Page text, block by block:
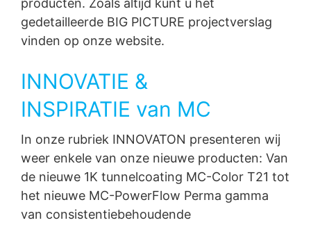
producten. Zoals altijd kunt u het
gedetailleerde BIG PICTURE projectverslag
vinden op onze website.
INNOVATIE &
INSPIRATIE van MC
In onze rubriek INNOVATON presenteren wij
weer enkele van onze nieuwe producten: Van
de nieuwe 1K tunnelcoating MC-Color T21 tot
het nieuwe MC-PowerFlow Perma gamma
van consistentiebehoudende